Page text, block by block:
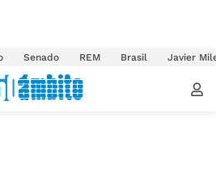
Senado REM Brasil Javier